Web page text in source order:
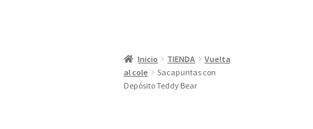
Inicio TIENDA
Vuelta
al cole
Sacapuntas con
Depósito Teddy Bear